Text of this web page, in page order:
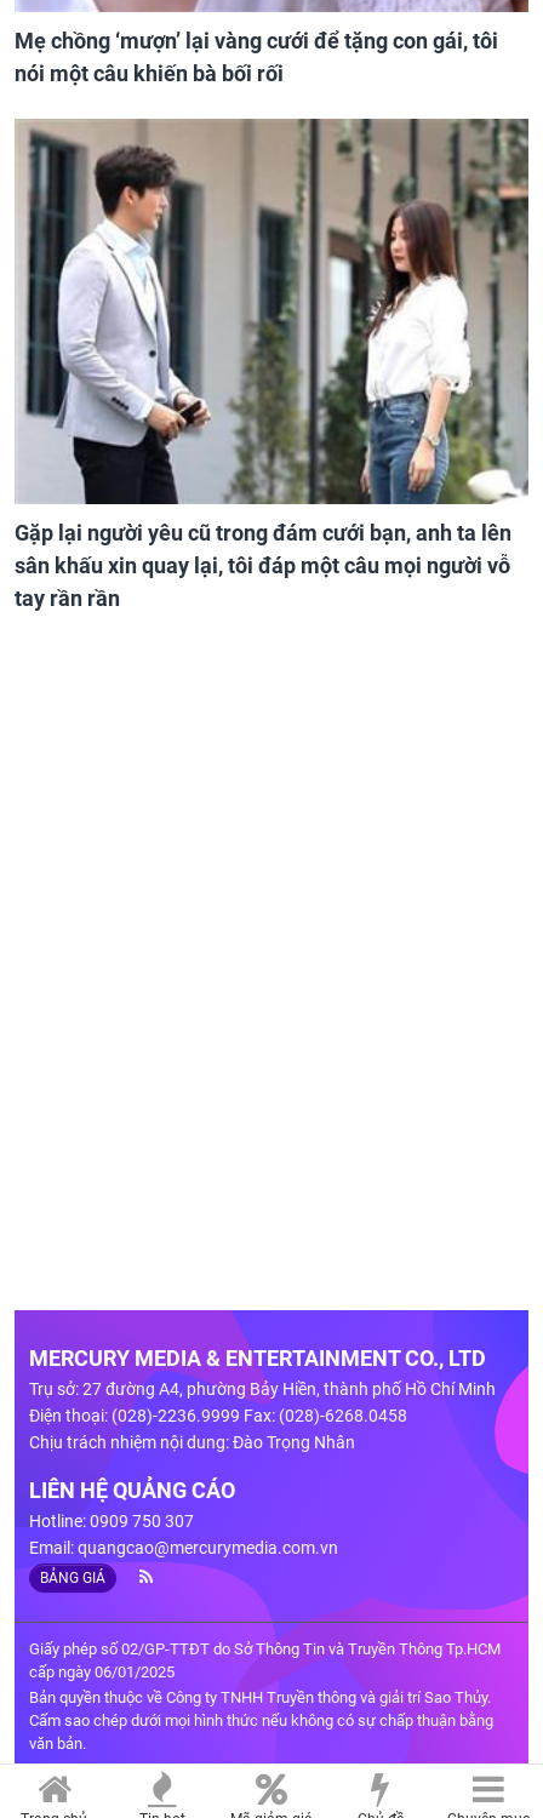
Mẹ chồng ‘mượn’ lại vàng cưới để tặng con gái, tôi
nói một câu khiến bà bối rối
Gặp lại người yêu cũ trong đám cưới bạn, anh ta lên
sân khấu xin quay lại, tôi đáp một câu mọi người vỗ
tay rần rần
MERCURY MEDIA & ENTERTAINMENT CO., LTD
Trụ sở: 27 đường A4, phường Bảy Hiền, thành phố Hồ Chí Minh
Điện thoại: (028)-2236.9999 Fax: (028)-6268.0458
Chịu trách nhiệm nội dung: Đào Trọng Nhân
LIÊN HỆ QUẢNG CÁO
Hotline: 0909 750 307
Email:quangcao@mercurymedia.com.vn
BẢNG GIÁ
Giấy phép số 02/GP-TTĐT do Sở Thông Tin và Truyền Thông Tp.HCM
cấp ngày 06/01/2025
Bản quyền thuộc về Công ty TNHH Truyền thông và giải trí Sao Thủy.
Cấm sao chép dưới mọi hình thức nếu không có sự chấp thuận bằng
văn bản.